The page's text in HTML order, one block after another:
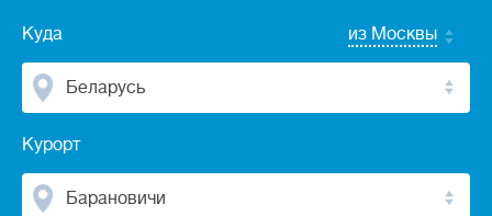
Куда из Москвы
Беларусь
Курорт
Барановичи